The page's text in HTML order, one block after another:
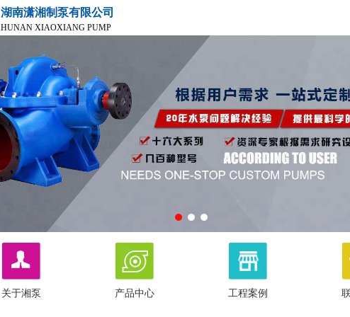
湖南潇湘制泵有限公司
HUNAN XIAOXIANG PUMP
关于湘泵 产品中心 工程案例